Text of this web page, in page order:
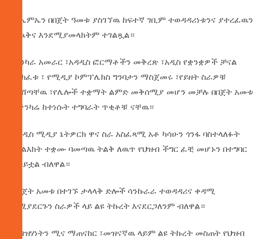
ኤኤምኤን በበጀት ዓመቱ ያስገኘዉ ከፍተኛ ገቢም ተወዳዳሪነቱንና ያተረፈዉን
እዉቅና እንደሚያመላክትም ተገልጿል።
ጠንካራ አመራር ፣አዳዲስ ፎርማቶችን መቅረጽ ፣አዲስ የቋንቋዎች ቻናል
መክፈቱ ፣ የሚዲያ ኮምፕሌክስ ግንባታን ማስጀመሩ ፣የይዘት ስራዎቹ
መሸጣቸዉ ፣የሌሎች ተቋማት ልምድ መቅሰሚያ መሆን መቻሉ በበጀት አመቱ
በጥንካሬ ከተነሱት ተግባራት ጥቂቶቹ ናቸዉ።
የአዲስ ሚዲያ ኔትዎርክ ዋና ስራ አስፈጻሚ አቶ ካሳሁን ጎንፋ ባስተላለፉት
መልእክት ተቋሙ ባመጣዉ ትልቅ ለዉጥ የህዝብ ችግር ፈቺ መሆኑን በተግባር
አሳይቷል ብለዋል።
በበጀት አመቱ በተገኙ ታላላቅ ድሎች ሳንኩራራ ተወዳዳሪና ቀዳሚ
የሚያደርጉን ስራዎች ላይ ልዩ ትኩረት እናደርጋለንም ብለዋል።
የብዝሃነትን ሚና ማጠናከር ፣መዝናኛዉ ላይም ልዩ ትኩረት መስጠት የህዝብ